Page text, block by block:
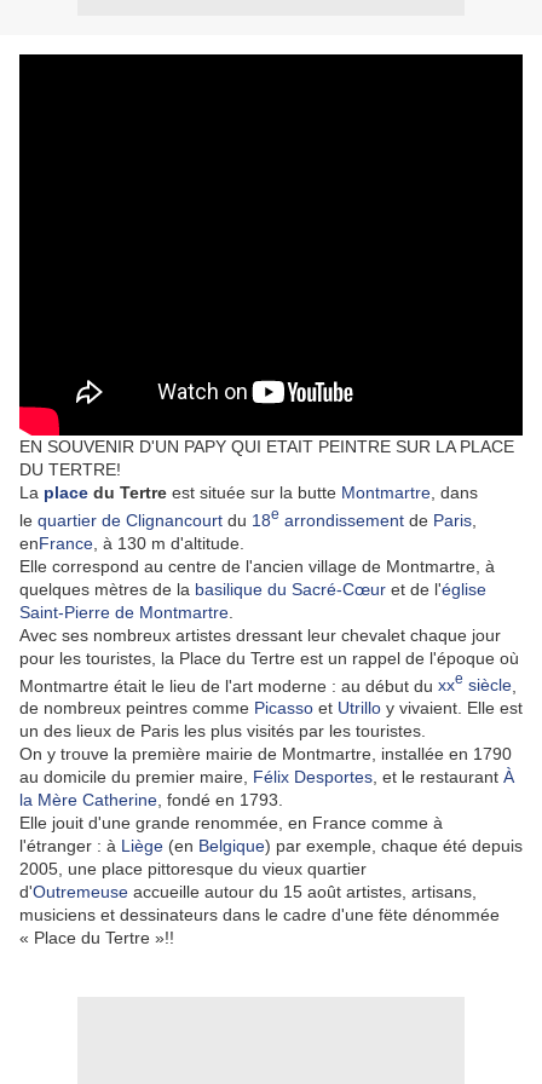
EN SOUVENIR D'UN PAPY QUI ETAIT PEINTRE SUR LA PLACE
DU TERTRE!
La place du Tertre est située sur la butte Montmartre , dans
le quartier de Clignancourt du 18e arrondissement de Paris
enFrance , à 130 m d'altitude.
Elle correspond au centre de l'ancien village de Montmartre, à
quelques mètres de la basilique du Sacré-Cœur et de l'église
Saint-Pierre de Montmartre
Avec ses nombreux artistes dressant leur chevalet chaque jour
pour les touristes, la Place du Tertre est un rappel de l'époque où
Montmartre était le lieu de l'art moderne : au début du xxe siècle
de nombreux peintres comme Picasso et Utrillo y vivaient. Elle est
un des lieux de Paris les plus visités par les touristes.
On y trouve la première mairie de Montmartre, installée en 1790
au domicile du premier maire, Félix Desportes, et le restaurant À
la Mère Catherine, fondé en 1793.
Elle jouit d'une grande renommée, en France comme à
l'étranger : à Liège (en Belgique) par exemple, chaque été depuis
2005, une place pittoresque du vieux quartier
d'Outremeuse accueille autour du 15 août artistes, artisans,
musiciens et dessinateurs dans le cadre d'une fëte dénommée
« Place du Tertre »!!